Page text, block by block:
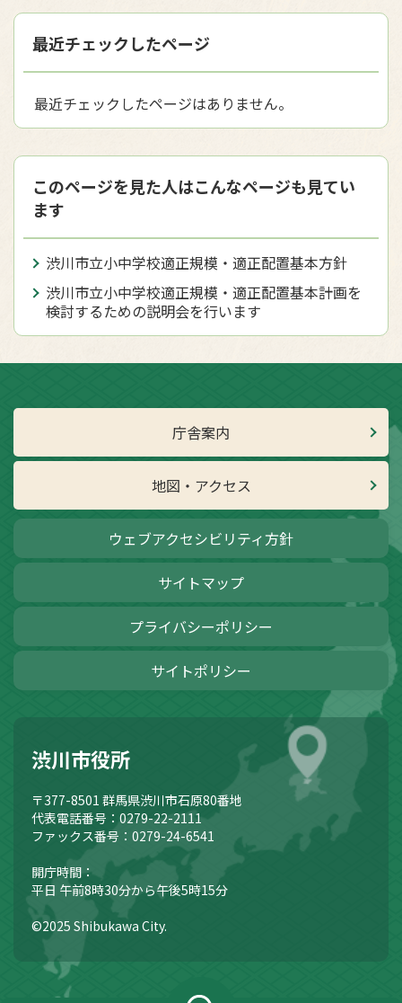
最近チェックしたページ
最近チェックしたページはありません。
このページを見た人はこんなページも見てい
ます
渋川市立小中学校適正規模・適正配置基本方針
渋川市立小中学校適正規模・適正配置基本計画を
検討するための説明会を行います
庁舎案内
地図・アクセス
ウェブアクセシビリティ方針
サイトマップ
プライバシーポリシー
サイトポリシー
渋川市役所
〒377-8501 群馬県渋川市石原80番地
代表電話番号：0279-22-2111
ファックス番号：0279-24-6541
開庁時間：
平日 午前8時30分から午後5時15分
©2025 Shibukawa City.